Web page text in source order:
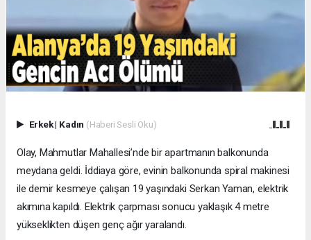
Erkek| Kadın (Haberi Sesli Oku)
Olay, Mahmutlar Mahallesi’nde bir apartmanın balkonunda
meydana geldi. İddiaya göre, evinin balkonunda spiral makinesi
ile demir kesmeye çalışan 19 yaşındaki Serkan Yaman, elektrik
akımına kapıldı. Elektrik çarpması sonucu yaklaşık 4 metre
yükseklikten düşen genç ağır yaralandı.